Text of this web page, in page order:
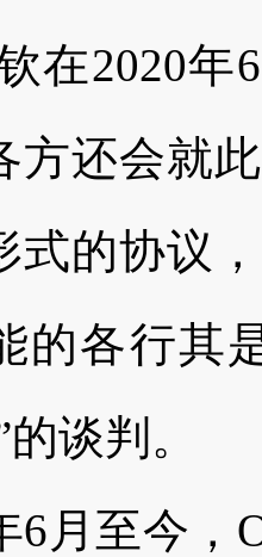
在2020年6
方还会就
式的协议
的各行其
谈判。
6 月至今，